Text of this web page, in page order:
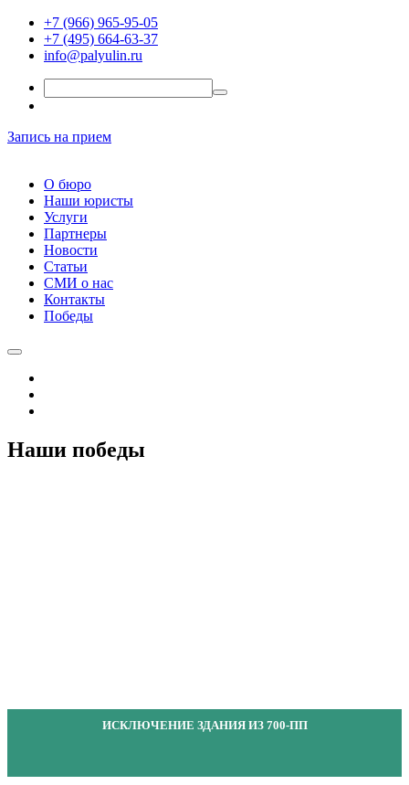
+7 (966) 965-95-05
+7 (495) 664-63-37
info@palyulin.ru
Запись на прием
О бюро
Наши юристы
Услуги
Партнеры
Новости
Статьи
СМИ о нас
Контакты
Победы
Наши победы
ИСКЛЮЧЕНИЕ ЗДАНИЯ ИЗ 700-ПП